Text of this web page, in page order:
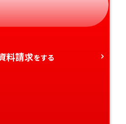
静岡県
歌山県
徳島県
大分県
料請求をする